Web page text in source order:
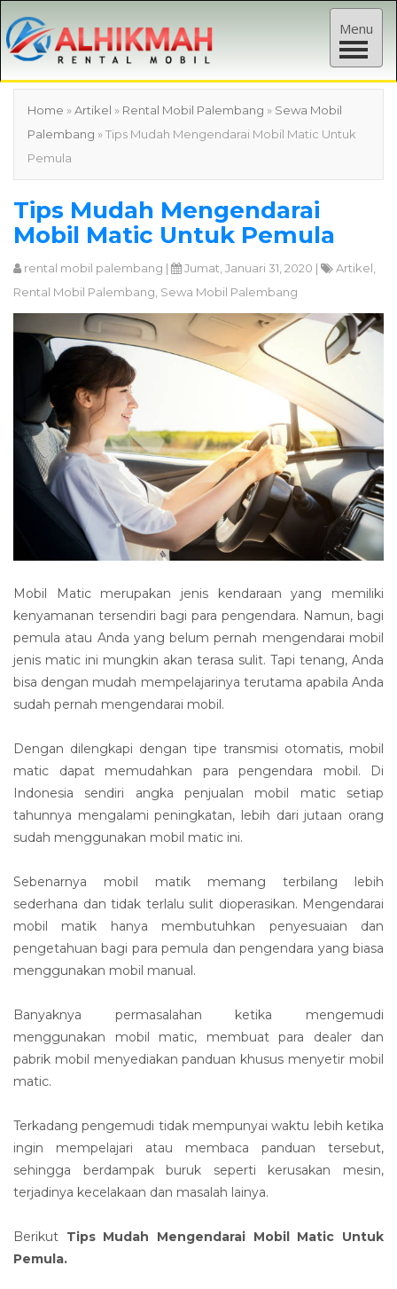
T
o
g
g
t
i
o
Menu
Home »Artikel » Rental Mobil Palembang » Sewa Mobil
Palembang » Tips Mudah Mengendarai Mobil Matic Untuk
Pemula
Tips Mudah Mengendarai
Mobil Matic Untuk Pemula
rental mobil palembang | Jumat, Januari 31, 2020 | Artikel
Rental Mobil Palembang Sewa Mobil Palembang
Mobil Matic merupakan jenis kendaraan yang memiliki
kenyamanan tersendiri bagi para pengendara. Namun, bagi
pemula atau Anda yang belum pernah mengendarai mobil
jenis matic ini mungkin akan terasa sulit. Tapi tenang, Anda
bisa dengan mudah mempelajarinya terutama apabila Anda
sudah pernah mengendarai mobil.
Dengan dilengkapi dengan tipe transmisi otomatis, mobil
matic dapat memudahkan para pengendara mobil. Di
Indonesia sendiri angka penjualan mobil matic setiap
tahunnya mengalami peningkatan, lebih dari jutaan orang
sudah menggunakan mobil matic ini.
Sebenarnya mobil matik memang terbilang lebih
sederhana dan tidak terlalu sulit dioperasikan. Mengendarai
mobil matik hanya membutuhkan penyesuaian dan
pengetahuan bagi para pemula dan pengendara yang biasa
menggunakan mobil manual.
Banyaknya permasalahan ketika mengemudi
menggunakan mobil matic, membuat para dealer dan
pabrik mobil menyediakan panduan khusus menyetir mobil
matic.
Terkadang pengemudi tidak mempunyai waktu lebih ketika
ingin mempelajari atau membaca panduan tersebut,
sehingga berdampak buruk seperti kerusakan mesin,
terjadinya kecelakaan dan masalah lainya.
Berikut Tips Mudah Mengendarai Mobil Matic Untuk
Pemula.